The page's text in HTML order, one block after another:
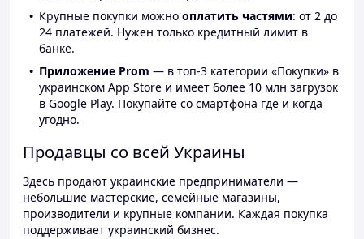
Крупные покупки можно оплатить частями: от 2 до
24 платежей. Нужен только кредитный лимит в
банке.
Приложение Prom — в топ-3 категории «Покупки» в
украинском App Store и имеет более 10 млн загрузок
в Google Play. Покупайте со смартфона где и когда
угодно.
Продавцы со всей Украины
Здесь продают украинские предприниматели —
небольшие мастерские, семейные магазины,
производители и крупные компании. Каждая покупка
поддерживает украинский бизнес.